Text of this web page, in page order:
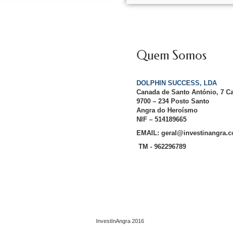
Quem Somos
DOLPHIN SUCCESS, LDA
Canada de Santo António, 7
9700 – 234 Posto Santo
Angra do Heroísmo
NIF – 514189665
EMAIL:
TM - 962296789
InvestInAngra 2016